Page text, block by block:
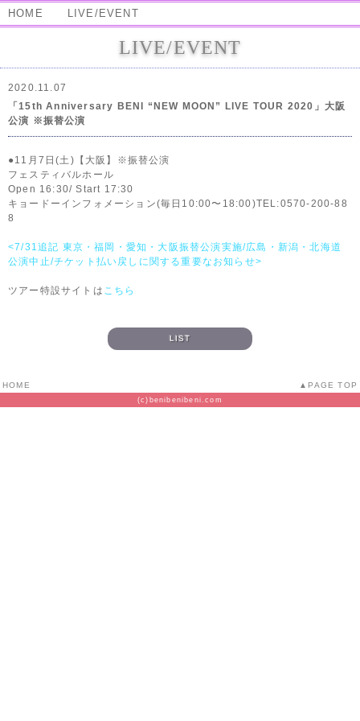
HOME LIVE/EVENT
LIVE/EVENT
2020.11.07
「15th Anniversary BENI “NEW MOON” LIVE TOUR 2020」大阪
公演 ※振替公演
●11月7日(土)【大阪】※振替公演
フェスティバルホール
Open 16:30/ Start 17:30
キョードーインフォメーション(毎日10:00〜18:00)TEL:0570-200-88
8
<7/31追記 東京・福岡・愛知・大阪振替公演実施/広島・新潟・北海道
公演中止/チケット払い戻しに関する重要なお知らせ>
ツアー特設サイトは こちら
LIST
HOME PAGE TOP
(c)benibenibeni.com